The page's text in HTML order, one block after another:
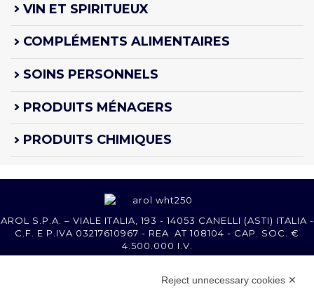
VIN ET SPIRITUEUX
COMPLÉMENTS ALIMENTAIRES
SOINS PERSONNELS
PRODUITS MÉNAGERS
PRODUITS CHIMIQUES
AROL S.P.A. – VIALE ITALIA, 193 - 14053 CANELLI (ASTI) ITALIA -
C.F. E P.IVA 03217610967 - REA AT 108104 - CAP. SOC. €
4.500.000 I.V.
MEMBER OF
Reject unnecessary cookies ✕